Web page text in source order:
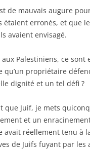
de mauvais augure
étaient erronés, et que
avaient envisagé.
aux Palestiniens, ce
qu’un propriétaire
dignité et un tel défi ?
que Juif, je mets
et un
avait réellement tenu à
de Juifs fuyant par